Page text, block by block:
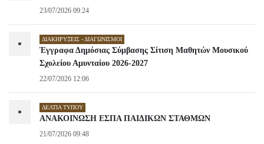
23/07/2026 09:24
• ΔΙΑΚΗΡΎΞΕΙΣ - ΔΙΑΓΩΝΙΣΜΟΊ
Έγγραφα Δημόσιας Σύμβασης Σίτιση Μαθητών Μουσικού
Σχολείου Αμυνταίου 2026-2027
22/07/2026 12:06
• ΔΕΛΤΊΑ ΤΎΠΟΥ
ΑΝΑΚΟΙΝΩΣΗ ΕΣΠΑ ΠΑΙΔΙΚΩΝ ΣΤΑΘΜΩΝ
21/07/2026 09:48